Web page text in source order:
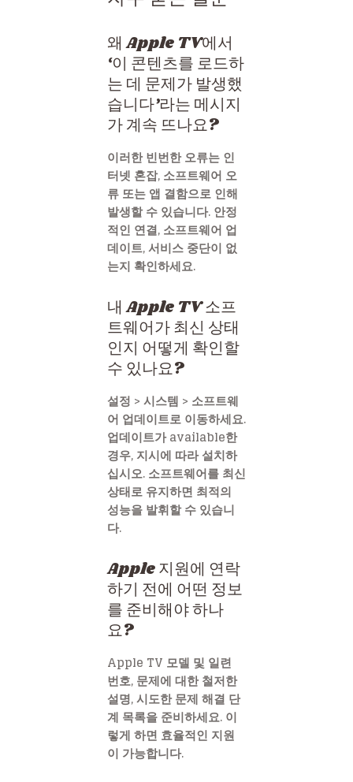
왜 Apple TV에서
‘이 콘텐츠를 로드하
는 데 문제가 발생했
습니다’라는 메시지
가 계속 뜨나요?
이러한 빈번한 오류는 인
터넷 혼잡, 소프트웨어 오
류 또는 앱 결함으로 인해
발생할 수 있습니다. 안정
적인 연결, 소프트웨어 업
데이트, 서비스 중단이 없
는지 확인하세요.
내 Apple TV 소프
트웨어가 최신 상태
인지 어떻게 확인할
수 있나요?
설정 > 시스템 > 소프트웨
어 업데이트로 이동하세요.
업데이트가 available한
경우, 지시에 따라 설치하
십시오. 소프트웨어를 최신
상태로 유지하면 최적의
성능을 발휘할 수 있습니
다.
Apple 지원에 연락
하기 전에 어떤 정보
를 준비해야 하나
요?
Apple TV 모델 및 일련
번호, 문제에 대한 철저한
설명, 시도한 문제 해결 단
계 목록을 준비하세요. 이
렇게 하면 효율적인 지원
이 가능합니다.